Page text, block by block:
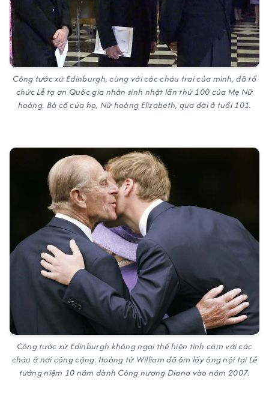
Công tước xứ Edinburgh, cùng với các cháu trai của mình, đã tổ
chức Lễ tạ ơn Quốc gia nhân sinh nhật lần thứ 100 của Mẹ Nữ
hoàng. Bà cố của họ, Nữ hoàng Elizabeth, qua đời ở tuổi 101.
Công tước xứ Edinburgh không ngại thể hiện tình cảm với các
cháu ở nơi công cộng. Hoàng tử William đã ôm lấy ông nội tại Lễ
tưởng niệm 10 năm dành Công nương Diana vào năm 2007.